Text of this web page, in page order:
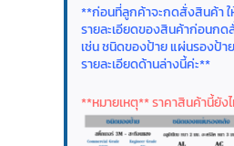
**ก่อนที่ลูกค้าจะกดสั่งสินค้า
รายละเอียดของสินค้าก่อนกด
เช่น ชนิดของป้าย แผ่นรองป้า
รายละเอียดด้านล่างนี้ค่ะ**
**หมายเหตุ** ราคาสินค้านี้ยัง